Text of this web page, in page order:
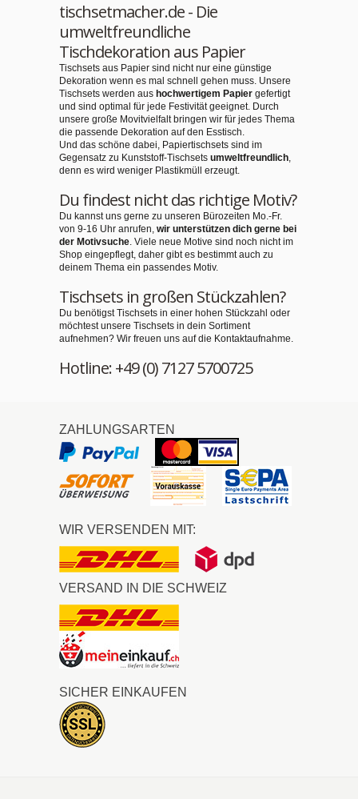
tischsetmacher.de - Die
umweltfreundliche
Tischdekoration aus Papier
Tischsets aus Papier sind nicht nur eine günstige
Dekoration wenn es mal schnell gehen muss. Unsere
Tischsets werden aus hochwertigem Papier gefertigt
und sind optimal für jede Festivität geeignet. Durch
unsere große Movitvielfalt bringen wir für jedes Thema
die passende Dekoration auf den Esstisch.
Und das schöne dabei, Papiertischsets sind im
Gegensatz zu Kunststoff-Tischsets umweltfreundlich,
denn es wird weniger Plastikmüll erzeugt.
Du findest nicht das richtige Motiv?
Du kannst uns gerne zu unseren Bürozeiten Mo.-Fr.
von 9-16 Uhr anrufen, wir unterstützen dich gerne bei
der Motivsuche. Viele neue Motive sind noch nicht im
Shop eingepflegt, daher gibt es bestimmt auch zu
deinem Thema ein passendes Motiv.
Tischsets in großen Stückzahlen?
Du benötigst Tischsets in einer hohen Stückzahl oder
möchtest unsere Tischsets in dein Sortiment
aufnehmen? Wir freuen uns auf die Kontaktaufnahme.
Hotline: +49 (0) 7127 5700725
ZAHLUNGSARTEN
WIR VERSENDEN MIT:
VERSAND IN DIE SCHWEIZ
SICHER EINKAUFEN